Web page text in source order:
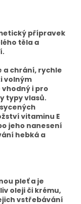
přípravek
těla a
a chrání, rychle
volným
i pro
typy vlasů.
vitaminu E
jeho nanesení
hebká a
pleť a je
oleji či krému,
vstřebávání